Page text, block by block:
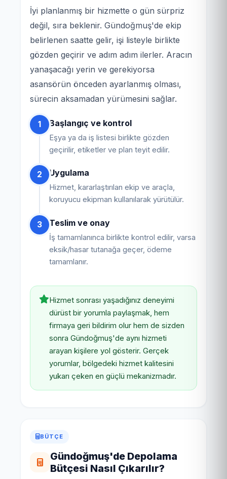
İyi planlanmış bir hizmette o gün sürpriz
değil, sıra beklenir. Gündoğmuş'de ekip
belirlenen saatte gelir, işi listeyle birlikte
gözden geçirir ve adım adım ilerler. Aracın
yanaşacağı yerin ve gerekiyorsa
asansörün önceden ayarlanmış olması,
sürecin aksamadan yürümesini sağlar.
1 Başlangıç ve kontrol
Eşya ya da iş listesi birlikte gözden
geçirilir, etiketler ve plan teyit edilir.
2 Uygulama
Hizmet, kararlaştırılan ekip ve araçla,
koruyucu ekipman kullanılarak yürütülür.
3 Teslim ve onay
İş tamamlanınca birlikte kontrol edilir, varsa
eksik/hasar tutanağa geçer, ödeme
tamamlanır.
Hizmet sonrası yaşadığınız deneyimi
dürüst bir yorumla paylaşmak, hem
firmaya geri bildirim olur hem de sizden
sonra Gündoğmuş'de aynı hizmeti
arayan kişilere yol gösterir. Gerçek
yorumlar, bölgedeki hizmet kalitesini
yukarı çeken en güçlü mekanizmadır.
BÜTÇE
Gündoğmuş'de Depolama
Bütçesi Nasıl Çıkarılır?